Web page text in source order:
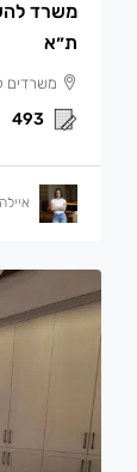
ת״א
משרדים
493